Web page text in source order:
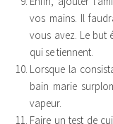
vos mains. Il
vous avez. Le but
qui se tiennent.
Lorsque la
bain marie
vapeur.
Faire un test de